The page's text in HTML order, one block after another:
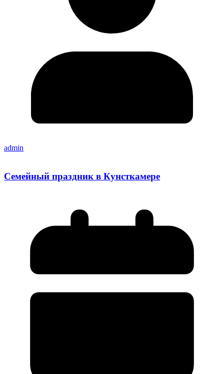
admin
Семейный праздник в Кунсткамере